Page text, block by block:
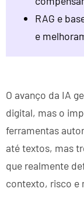
RAG e
e
O avanço da IA
digital, mas o
ferramentas
até textos, mas
que realmente
contexto, risco e